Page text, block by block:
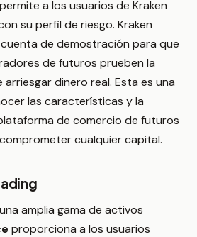
a los usuarios de Kraken
su perfil de riesgo. Kraken
de demostración para que
de futuros prueben la
dinero real. Esta es una
las características y la
de comercio de futuros
cualquier capital.
amplia gama de activos
proporciona a los usuarios